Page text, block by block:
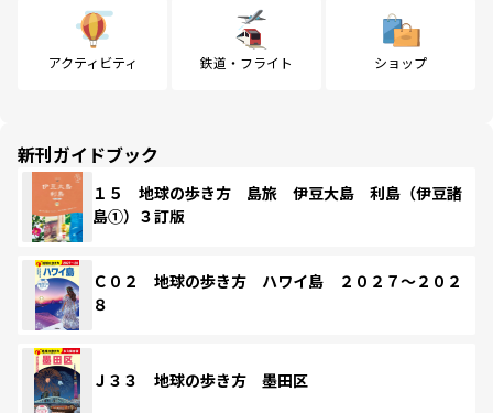
アクティビティ 鉄道・フライト ショップ
新刊ガイドブック
１５ 地球の歩き方 島旅 伊豆大島 利島（伊豆諸
島①）３訂版
Ｃ０２ 地球の歩き方 ハワイ島 ２０２７～２０２
８
Ｊ３３ 地球の歩き方 墨田区